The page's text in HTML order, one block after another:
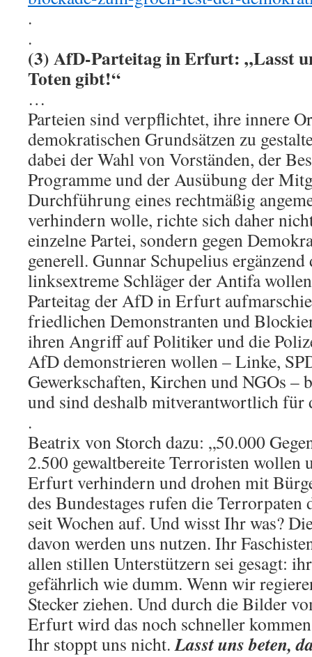
.
.
(3) AfD-Parteitag in Erfurt: „Lasst
Toten gibt!“
…
Parteien sind verpflichtet, ihre innere
demokratischen Grundsätzen zu
dabei der Wahl von Vorständen, der
Programme und der Ausübung der
Durchführung eines rechtmäßig
verhindern wolle, richte sich daher
einzelne Partei, sondern gegen
generell. Gunnar Schupelius ergänzend
linksextreme Schläger der Antifa
Parteitag der AfD in Erfurt
friedlichen Demonstranten und
ihren Angriff auf Politiker und die
AfD demonstrieren wollen – Linke,
Gewerkschaften, Kirchen und NGOs –
und sind deshalb mitverantwortlich für
.
Beatrix von Storch dazu: „50.000
2.500 gewaltbereite Terroristen wollen
Erfurt verhindern und drohen mit
des Bundestages rufen die Terrorpaten
seit Wochen auf. Und wisst Ihr was?
davon werden uns nutzen. Ihr
allen stillen Unterstützern sei gesagt:
gefährlich wie dumm. Wenn wir
Stecker ziehen. Und durch die Bilder
Erfurt wird das noch schneller
Ihr stoppt uns nicht.Lasst uns beten,